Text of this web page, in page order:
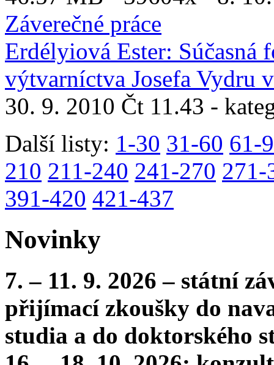
Záverečné práce
Erdélyiová Ester: Súčasná
výtvarníctva Josefa Vydru
30. 9. 2010 Čt 11.43 -
Další listy: 1-30 31-60 61-
210 211-240 241-270 271-
391-420 421-437
Novinky
7. – 11. 9. 2026 – státní
přijímací zkoušky do
studia a do doktorského